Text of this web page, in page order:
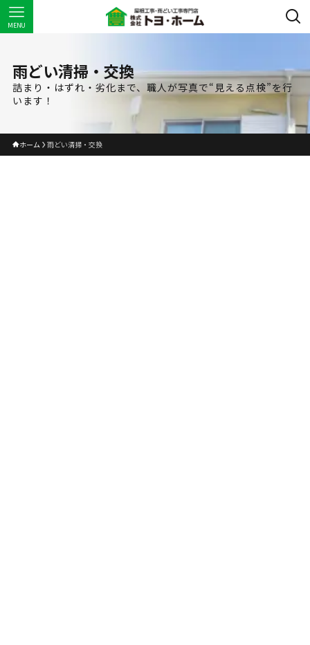
MENU
雨どい清掃・交換
詰まり・はずれ・劣化まで、職人が写真で“見える点検”を行
います！
ホーム 雨どい清掃・交換